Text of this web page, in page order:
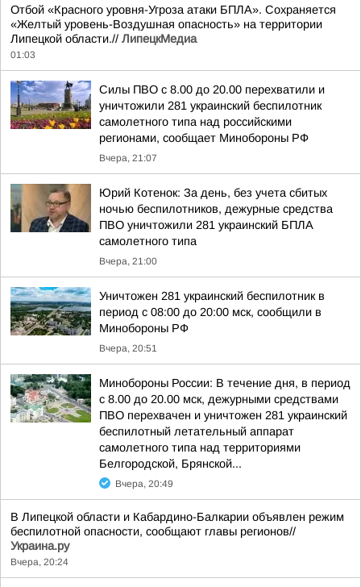
Отбой «Красного уровня-Угроза атаки БПЛА». Сохраняется
«Желтый уровень-Воздушная опасность» на территории
Липецкой области.// ЛипецкМедиа
01:03
Силы ПВО с 8.00 до 20.00 перехватили и
уничтожили 281 украинский беспилотник
самолетного типа над российскими
регионами, сообщает Минобороны РФ
Вчера, 21:07
Юрий Котенок: За день, без учета сбитых
ночью беспилотников, дежурные средства
ПВО уничтожили 281 украинский БПЛА
самолетного типа
Вчера, 21:00
Уничтожен 281 украинский беспилотник в
период с 08:00 до 20:00 мск, сообщили в
Минобороны РФ
Вчера, 20:51
Минобороны России: В течение дня, в период
с 8.00 до 20.00 мск, дежурными средствами
ПВО перехвачен и уничтожен 281 украинский
беспилотный летательный аппарат
самолетного типа над территориями
Белгородской, Брянской...
Вчера, 20:49
В Липецкой области и Кабардино-Балкарии объявлен режим
беспилотной опасности, сообщают главы регионов//
Украина.ру
Вчера, 20:24